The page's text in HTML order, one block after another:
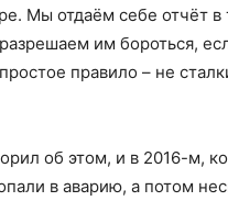
Мы отдаём себе отчёт в
им бороться,
правило – не
об этом, и в 2016-м,
в аварию, а потом